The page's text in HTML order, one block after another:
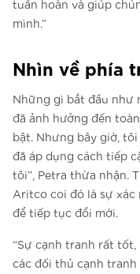
tuần hoàn và giúp
mình.”
Nhìn về phía
Những gì bắt đầu như
đã ảnh hưởng đến
bật. Nhưng bây giờ,
đã áp dụng cách tiếp
tôi”, Petra thừa nhận.
Aritco coi đó là sự xác
để tiếp tục đổi mới.
“Sự cạnh tranh rất
các đối thủ cạnh